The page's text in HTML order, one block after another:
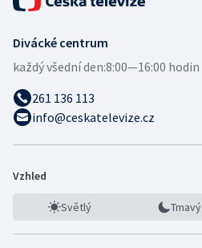
Divácké centrum
každý všední den:8:00—16:00 hodin
261 136 113
info@ceskatelevize.cz
Vzhled
Světlý Tmavý